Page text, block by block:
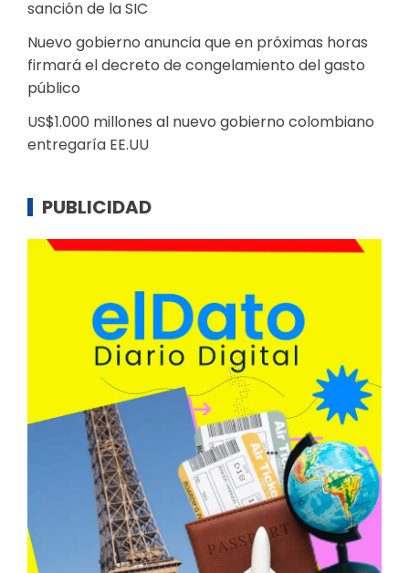
sanción de la SIC
Nuevo gobierno anuncia que en próximas horas
firmará el decreto de congelamiento del gasto
público
US$1.000 millones al nuevo gobierno colombiano
entregaría EE.UU
PUBLICIDAD